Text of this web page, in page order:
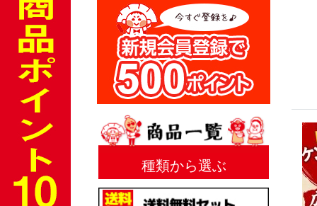
種類から選ぶ